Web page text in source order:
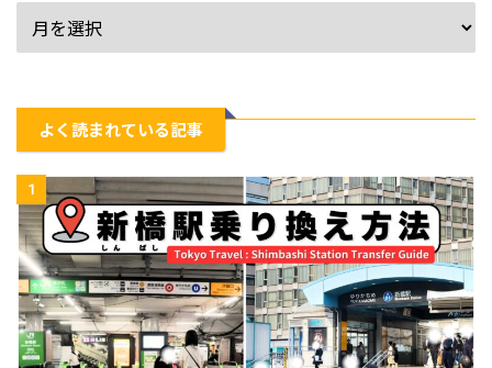
よく読まれている記事
1